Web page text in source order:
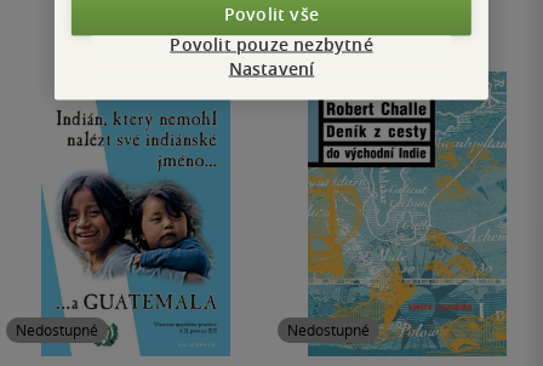
Nedostupné Nedostupné
Povolit vše
Povolit pouze nezbytné
Nastavení